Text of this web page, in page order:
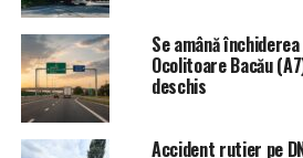
Se amână
Ocolitoare Bacău
deschis
Accident rutier pe